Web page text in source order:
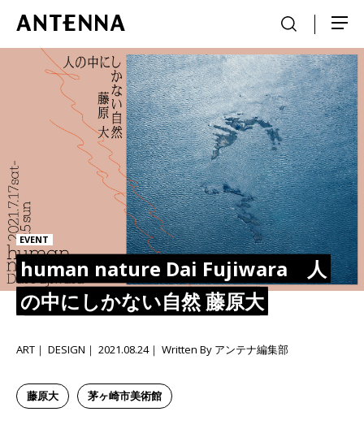
EVENT
human nature Dai Fujiwara 人
の中にしかない自然 藤原大
藤原大 茅ヶ崎市美術館
ART DESIGN 2021.08.24 Written By アンテナ編集部